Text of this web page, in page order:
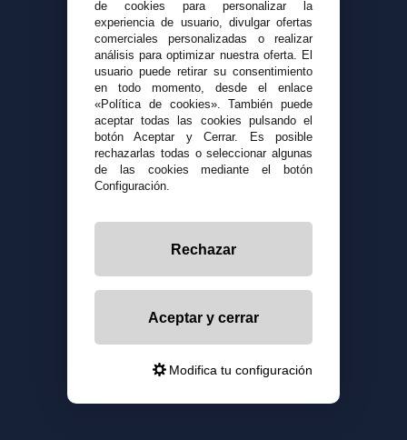
de cookies para personalizar la
experiencia de usuario, divulgar ofertas
comerciales personalizadas o realizar
análisis para optimizar nuestra oferta. El
usuario puede retirar su consentimiento
en todo momento, desde el enlace
«Política de cookies». También puede
aceptar todas las cookies pulsando el
botón Aceptar y Cerrar. Es posible
rechazarlas todas o seleccionar algunas
de las cookies mediante el botón
Configuración.
Rechazar
Aceptar y cerrar
Modifica tu configuración